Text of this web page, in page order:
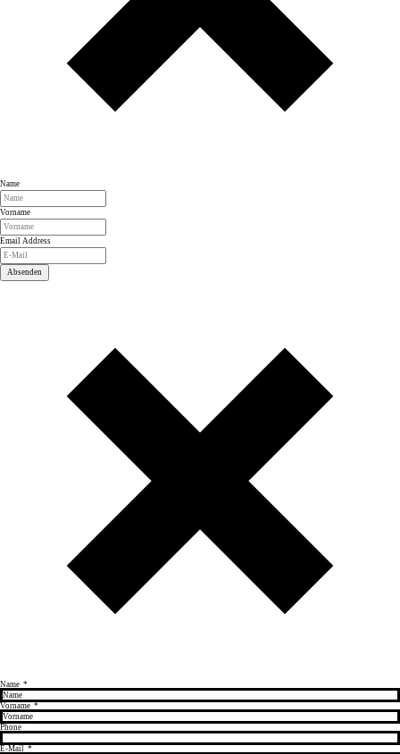
Name
Vorname
Email Address
Name *
Vorname *
Phone
E-Mail *